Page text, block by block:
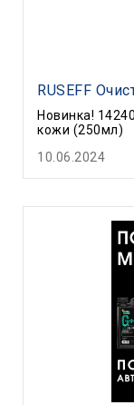
RUSEFF
Новинка!
кожи (250мл)
10.06.2024